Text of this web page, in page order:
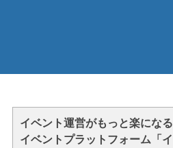
イベント運営がもっと楽になる
イベントプラットフォーム「イ